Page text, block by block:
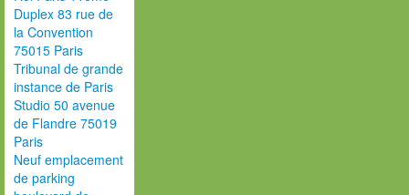
Duplex 83 rue de
la Convention
75015 Paris
Tribunal de grande
instance de Paris
Studio 50 avenue
de Flandre 75019
Paris
Neuf emplacement
de parking